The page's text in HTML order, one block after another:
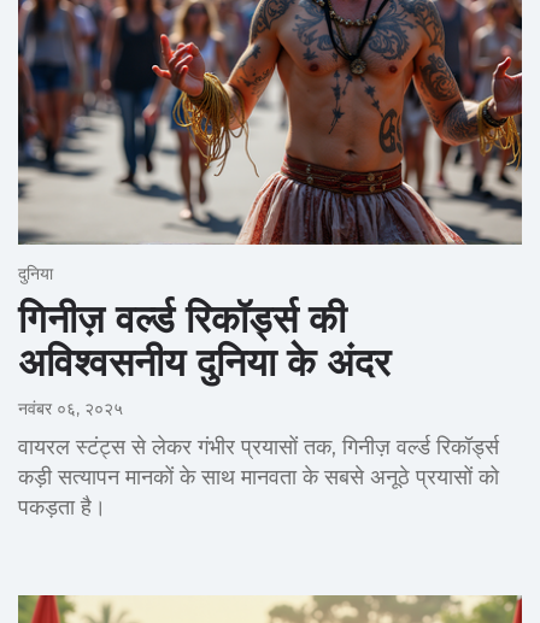
दुनिया
गिनीज़ वर्ल्ड रिकॉर्ड्स की
अविश्वसनीय दुनिया के अंदर
नवंबर ०६, २०२५
वायरल स्टंट्स से लेकर गंभीर प्रयासों तक, गिनीज़ वर्ल्ड रिकॉर्ड्स
कड़ी सत्यापन मानकों के साथ मानवता के सबसे अनूठे प्रयासों को
पकड़ता है।